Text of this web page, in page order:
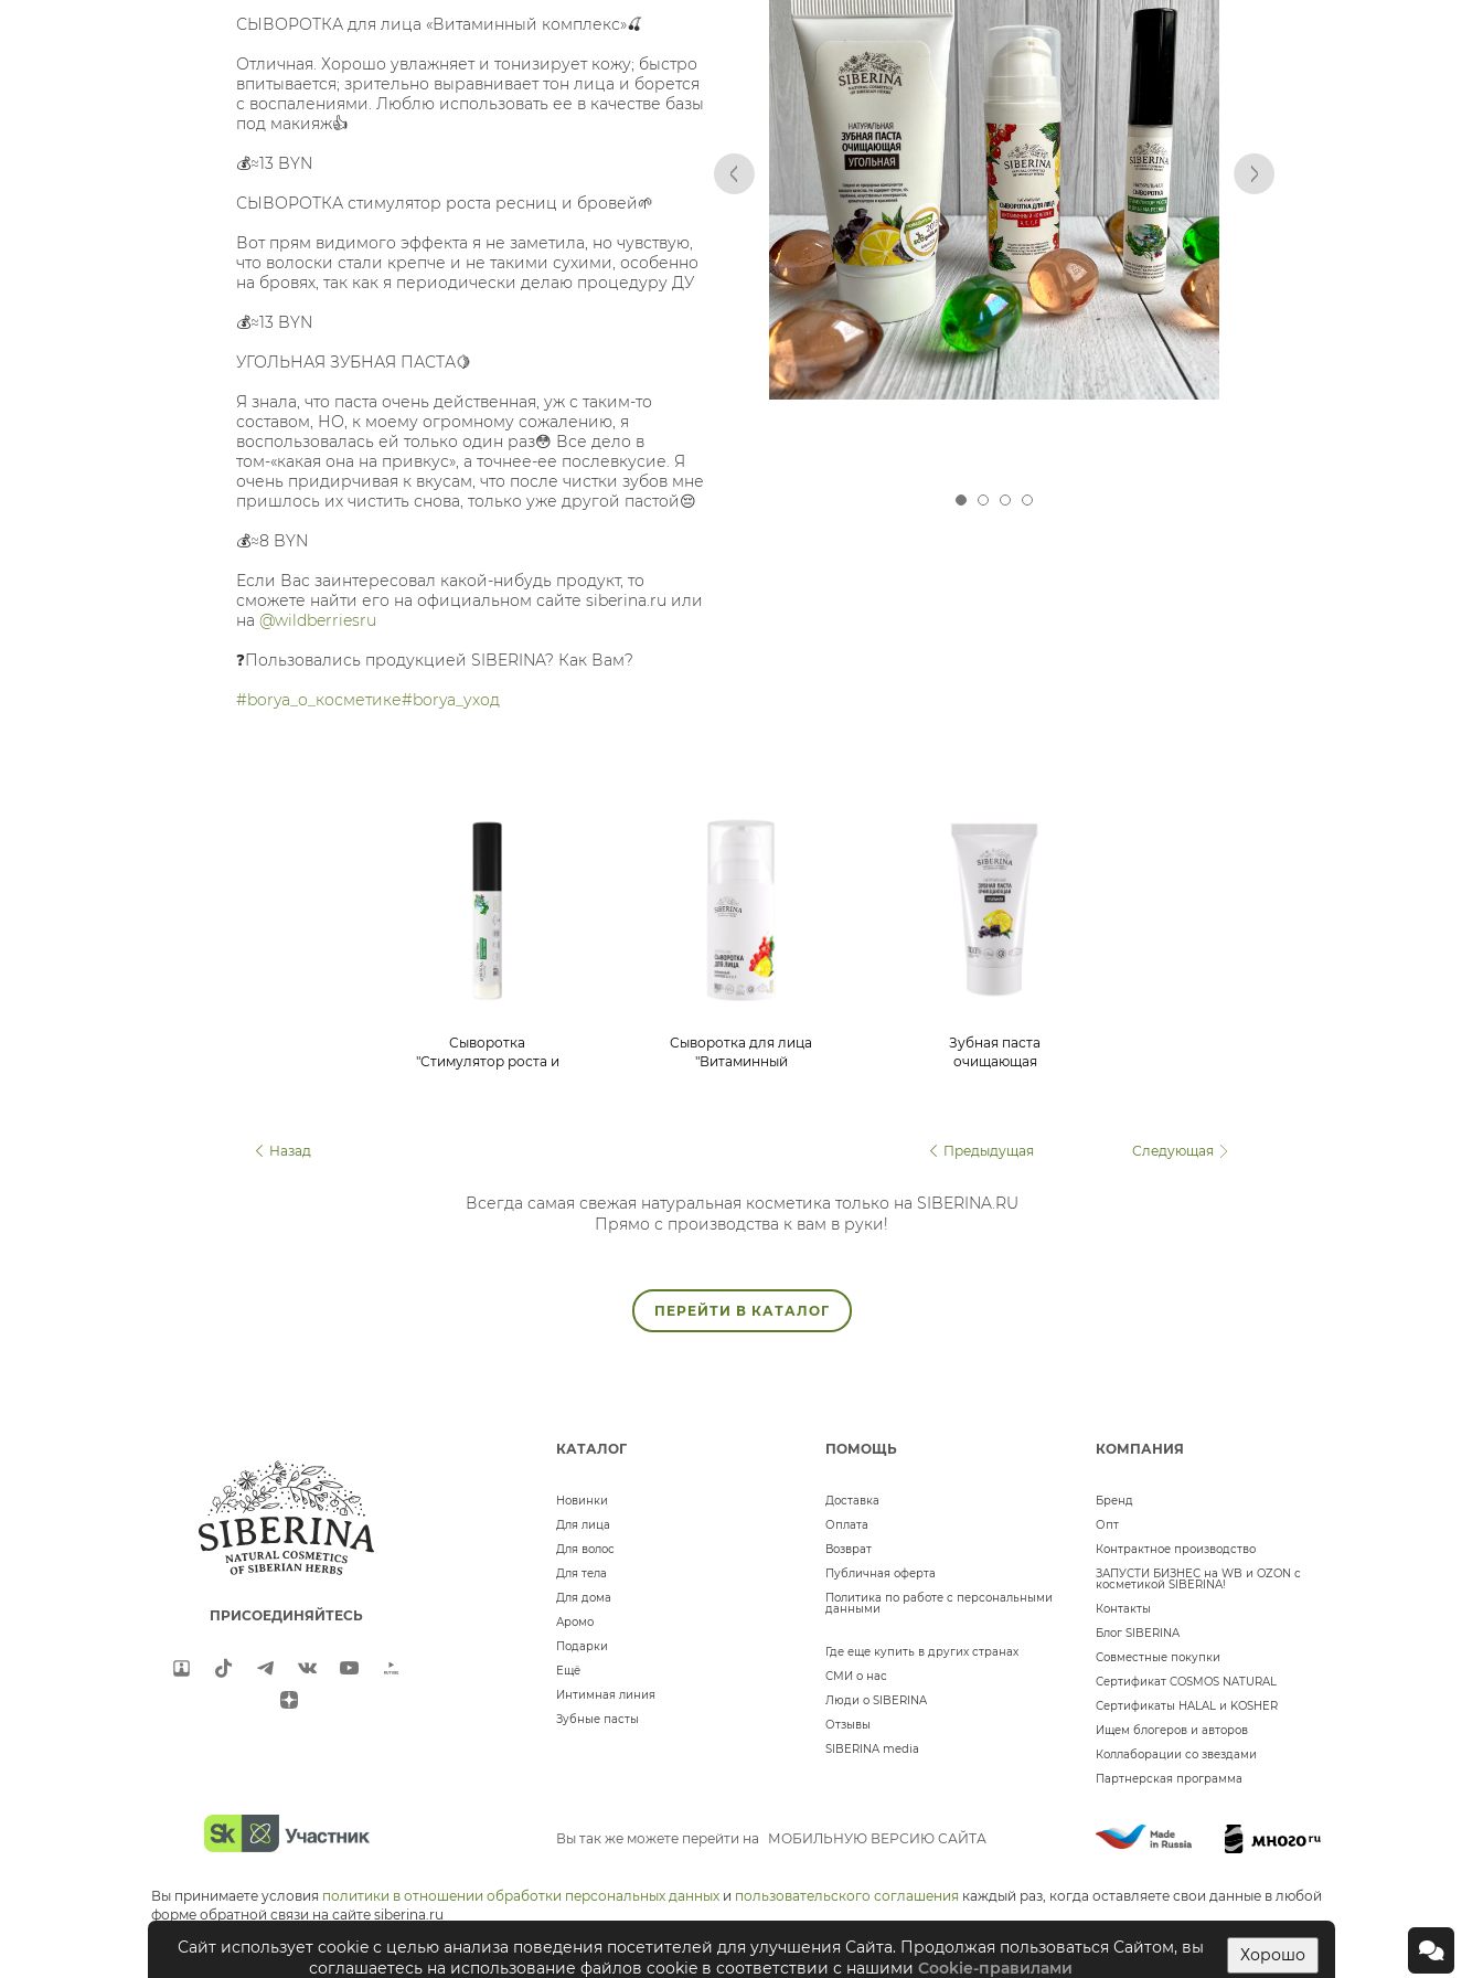
СЫВОРОТКА для лица «Витаминный комплекс»🍒
Отличная. Хорошо увлажняет и тонизирует кожу; быстро
впитывается; зрительно выравнивает тон лица и борется
с воспалениями. Люблю использовать ее в качестве базы
под макияж👍
💰≈13 BYN
СЫВОРОТКА стимулятор роста ресниц и бровей🌱
Вот прям видимого эффекта я не заметила, но чувствую,
что волоски стали крепче и не такими сухими, особенно
на бровях, так как я периодически делаю процедуру ДУ
💰≈13 BYN
УГОЛЬНАЯ ЗУБНАЯ ПАСТА🍋
Я знала, что паста очень действенная, уж с таким-то
составом, НО, к моему огромному сожалению, я
воспользовалась ей только один раз😳 Все дело в
том-«какая она на привкус», а точнее-ее послевкусие. Я
очень придирчивая к вкусам, что после чистки зубов мне
пришлось их чистить снова, только уже другой пастой😔
💰≈8 BYN
Если Вас заинтересовал какой-нибудь продукт, то
сможете найти его на официальном сайте siberina.ru или
на @wildberriesru
❓Пользовались продукцией SIBERINA? Как Вам?
#borya_о_косметике#borya_уход
Сыворотка
"Стимулятор роста и
Сыворотка для лица
"Витаминный
Зубная паста
очищающая
Назад Предыдущая Следующая
Всегда самая свежая натуральная косметика только на SIBERINA.RU
Прямо с производства к вам в руки!
ПЕРЕЙТИ В КАТАЛОГ
ПРИСОЕДИНЯЙТЕСЬ
КАТАЛОГ
Новинки
Для лица
Для волос
Для тела
Для дома
Аромо
Подарки
Ещё
Интимная линия
Зубные пасты
ПОМОЩЬ
Доставка
Оплата
Возврат
Публичная оферта
Политика по работе с персональными
данными
Где еще купить в других странах
СМИ о нас
Люди о SIBERINA
Отзывы
SIBERINA media
КОМПАНИЯ
Бренд
Опт
Контрактное производство
ЗАПУСТИ БИЗНЕС на WB и OZON с
косметикой SIBERINA!
Контакты
Блог SIBERINA
Совместные покупки
Сертификат COSMOS NATURAL
Сертификаты HALAL и KOSHER
Ищем блогеров и авторов
Коллаборации со звездами
Партнерская программа
Вы так же можете перейти на МОБИЛЬНУЮ ВЕРСИЮ САЙТА
Вы принимаете условия политики в отношении обработки персональных данных и пользовательского соглашения каждый раз, когда оставляете свои данные в любой
форме обратной связи на сайте siberina.ru
Сайт использует cookie с целью анализа поведения посетителей для улучшения Сайта. Продолжая пользоваться Сайтом, вы
соглашаетесь на использование файлов cookie в соответствии с нашими Cookie-правилами
Хорошо